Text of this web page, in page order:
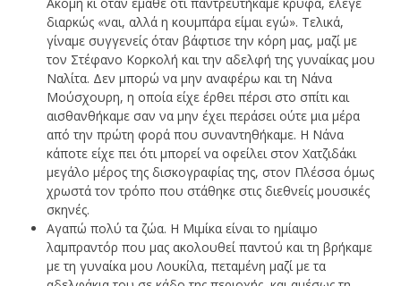
διαρκώς «ναι, αλλά η κουμπάρα είμαι εγώ». Τελικά,
γίναμε συγγενείς όταν βάφτισε την κόρη μας, μαζί με
τον Στέφανο Κορκολή και την αδελφή της γυναίκας μου
Ναλίτα. Δεν μπορώ να μην αναφέρω και τη Νάνα
Μούσχουρη, η οποία είχε έρθει πέρσι στο σπίτι και
αισθανθήκαμε σαν να μην έχει περάσει ούτε μια μέρα
από την πρώτη φορά που συναντηθήκαμε. Η Νάνα
κάποτε είχε πει ότι μπορεί να οφείλει στον Χατζιδάκι
μεγάλο μέρος της δισκογραφίας της, στον Πλέσσα όμως
χρωστά τον τρόπο που στάθηκε στις διεθνείς μουσικές
σκηνές.
Αγαπώ πολύ τα ζώα. Η Μιμίκα είναι το ημίαιμο
λαμπραντόρ που μας ακολουθεί παντού και τη βρήκαμε
με τη γυναίκα μου Λουκίλα, πεταμένη μαζί με τα